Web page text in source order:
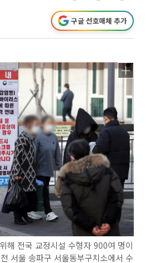
구글 선호매체 추가
해 전국 교정시설 수형자 900여 명이
서울 송파구 서울동부구치소에서 수